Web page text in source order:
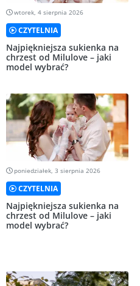
wtorek, 4 sierpnia 2026
CZYTELNIA
Najpiękniejsza sukienka na
chrzest od Milulove – jaki
model wybrać?
poniedziałek, 3 sierpnia 2026
CZYTELNIA
Najpiękniejsza sukienka na
chrzest od Milulove – jaki
model wybrać?